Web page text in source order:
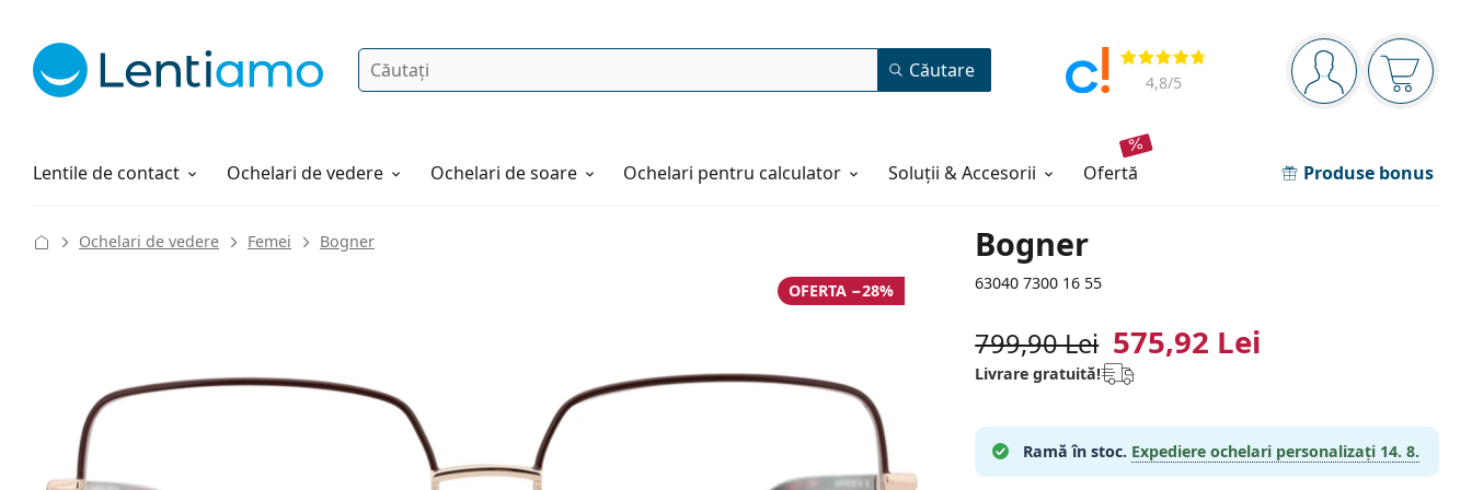
Panou de navigare
Sunteți logat
Coșul
Opinii
4,8/5
Căutare Căutare
Lentile de contact
Soluții Ochelari de vedere Ochelari de soare Ochelari pentru calculator Soluții & Accesorii ofertă Produse bonus
Cum comandați
Bogner
63040 7300 16 55
Ochelari de vedere Femei Bogner
OFERTA −28%
799,90 Lei 575,92 Lei
Livrare gratuită!
Ramă în stoc. Expediere ochelari personalizați 14. 8.